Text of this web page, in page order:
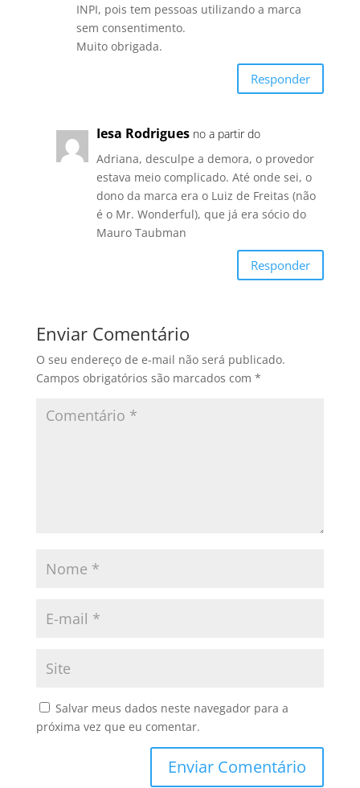
INPI, pois tem pessoas utilizando a marca
sem consentimento.
Muito obrigada.
Responder
Iesa Rodrigues no a partir do
Adriana, desculpe a demora, o provedor
estava meio complicado. Até onde sei, o
dono da marca era o Luiz de Freitas (não
é o Mr. Wonderful), que já era sócio do
Mauro Taubman
Responder
Enviar Comentário
O seu endereço de e-mail não será publicado.
Campos obrigatórios são marcados com *
Salvar meus dados neste navegador para a
próxima vez que eu comentar.